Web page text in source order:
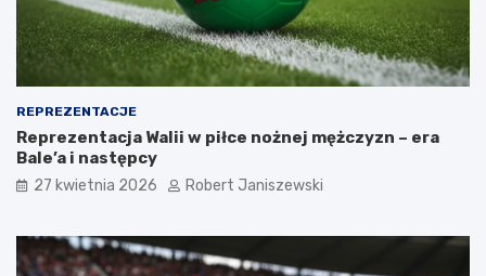
REPREZENTACJE
Reprezentacja Walii w piłce nożnej mężczyzn – era
Bale’a i następcy
27 kwietnia 2026 Robert Janiszewski